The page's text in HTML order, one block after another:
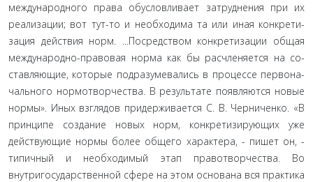
международного права обусловливает затруднения при их
реализации; вот тут-то и необходима та или иная конкрети­
зация действия норм. ...Посредством конкретизации общая
международно-правовая норма как бы расчленяется на со­
ставляющие, которые подразумевались в процессе первона­
чального нормотворчества. В результате появляются новые
нормы». Иных взглядов придерживается С. В. Черниченко. «В
принципе создание новых норм, конкретизирующих уже
действующие нормы более общего характера, - пишет он, -
типичный и необходимый этап правотворчества. Во
внутриго­сударственной сфере на этом основана вся практика